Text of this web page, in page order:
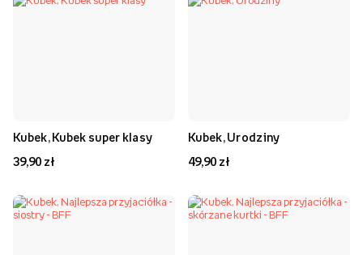
Kubek, Kubek super klasy
39,90 zł
Kubek, Urodziny
49,90 zł